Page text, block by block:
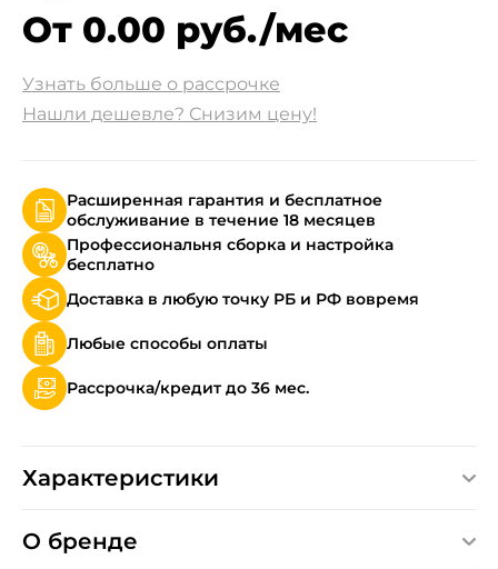
От 0.00 руб./мес
Узнать больше о рассрочке
Нашли дешевле? Снизим цену!
Расширенная гарантия и бесплатное
обслуживание в течение 18 месяцев
Профессиональня сборка и настройка
бесплатно
Доставка в любую точку РБ и РФ вовремя
Любые способы оплаты
Рассрочка/кредит до 36 мес.
Характеристики
О бренде